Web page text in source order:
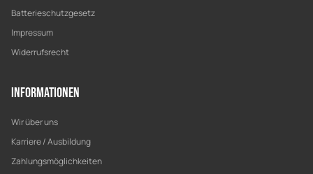
Batterieschutzgesetz
Impressum
Widerrufsrecht
Informationen
Wir über uns
Karriere / Ausbildung
Zahlungsmöglichkeiten